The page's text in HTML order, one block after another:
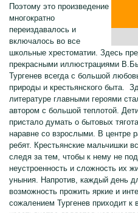
Поэтому это произведение
многократно
переиздавалось и
включалось во все
школьные хрестоматии. Здесь
прекрасными иллюстрациями
Тургенев всегда с большой
природы и крестьянского быта.
литературе главными героями
автором с большой теплотой.
пристало думать о бытовых
наравне со взрослыми. В центре
ребят. Крестьянские мальчишки
следя за тем, чтобы к нему не
неустроенность и сложность их
уныния. Напротив, каждый день
возможность прожить яркие и
сожалением Тургенев приходит к